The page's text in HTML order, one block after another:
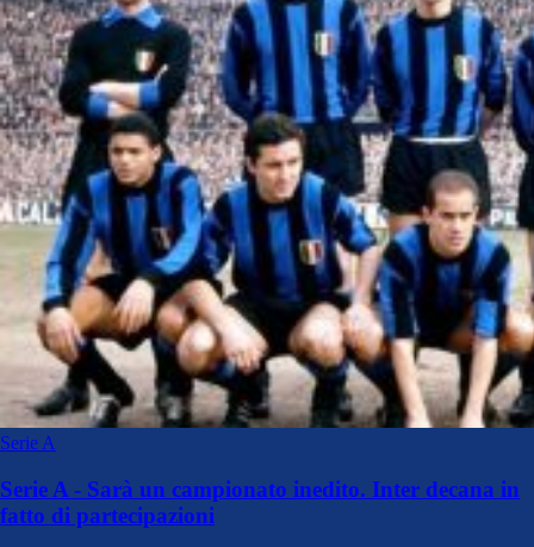
Serie A
Serie A - Sarà un campionato inedito. Inter decana in
fatto di partecipazioni